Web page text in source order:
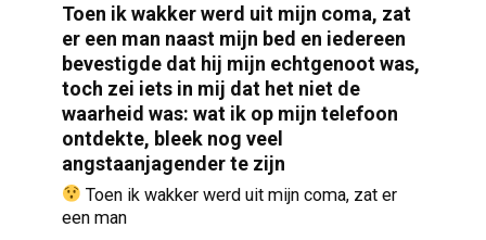
Toen ik wakker werd uit mijn coma, zat
er een man naast mijn bed en iedereen
bevestigde dat hij mijn echtgenoot was,
toch zei iets in mij dat het niet de
waarheid was: wat ik op mijn telefoon
ontdekte, bleek nog veel
angstaanjagender te zijn
Toen ik wakker werd uit mijn coma, zat er
een man